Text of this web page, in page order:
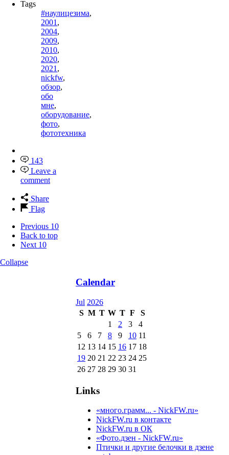
Tags
#наулицезима,
2001,
2004,
2009,
2010,
2020,
2021,
nickfw,
обзор,
обо
мне,
оборудование,
фото,
фототехника
143
Leave a
comment
Share
Flag
Previous 10
Back to top
Next 10
Collapse
Calendar
Jul 2026
S M T W T F
S
1
2 3
4
5
6 7 8 9 10 11
12 13 14 15 16 17 18
19 20 21 22 23 24 25
26 27 28 29 30 31
Links
«много.грамм... - NickFW.ru»
NickFW.ru в контакте
NickFW.ru в ОК
«Фото.дзен - NickFW.ru»
Птички и другие белочки в дзене